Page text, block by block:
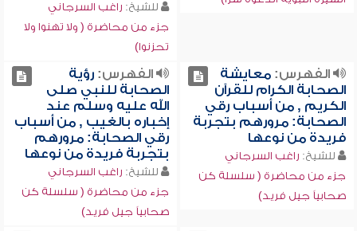
للشيخ: راغب السرجاني
جزء من محاضرة ( ولا تهنوا ولا
تحزنوا)
الفهرس:معايشة
الصحابة الكرام للقرآن
الكريم , من أسباب رقي
الصحابة: مرورهم بتجربة
فريدة من نوعها
للشيخ: راغب السرجاني
جزء من محاضرة ( سلسلة كن
صحابياً جيل فريد)
الفهرس:رؤية
الصحابة للنبي صلى
الله عليه وسلم عند
إخباره بالغيب , من أسباب
رقي الصحابة: مرورهم
بتجربة فريدة من نوعها
للشيخ: راغب السرجاني
جزء من محاضرة ( سلسلة كن
صحابياً جيل فريد)